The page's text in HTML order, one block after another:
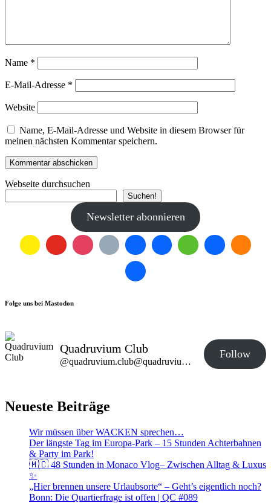
Name *
E-Mail-Adresse *
Website
Name, E-Mail-Adresse und Website in diesem Browser für
meinen nächsten Kommentar speichern.
Webseite durchsuchen
Suchen!
Newsletter abonnieren
Folge uns bei Mastodon
Quadruvium Club
@quadruvium.club@quadruvium.club
Follow
Neueste Beiträge
Wir müssen über WACKEN sprechen…
Der längste Tag im Europa-Park – 15 Stunden Achterbahnen
& Party im Park!
🇲🇨 48 Stunden in Monaco Vlog– Zwischen Alltag & Luxus
✨
„Hier brennen unsere Urlaubsorte“ – Geht’s eigentlich noch?
Bonn: Die Quartierfrage ist offen | QC #089